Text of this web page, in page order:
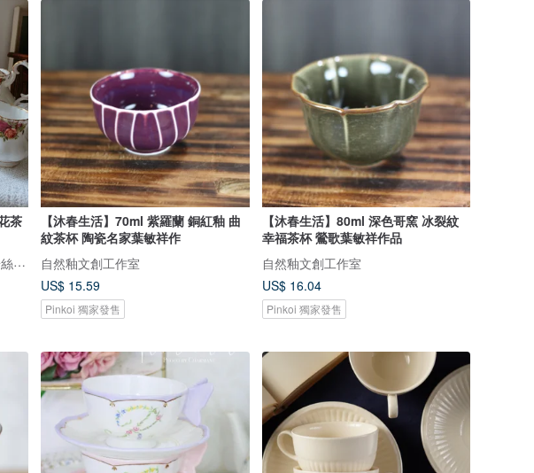
茶
安妮瘋古物~全館免國際運費💕粉絲團/IG追蹤～安妮瘋古物
【沐春生活】70ml 紫羅蘭 銅紅釉 曲
紋茶杯 陶瓷名家葉敏祥作
自然釉文創工作室
US$ 15.59
Pinkoi 獨家發售
【沐春生活】80ml 深色哥窯 冰裂紋
幸福茶杯 鶯歌葉敏祥作品
自然釉文創工作室
US$ 16.04
Pinkoi 獨家發售